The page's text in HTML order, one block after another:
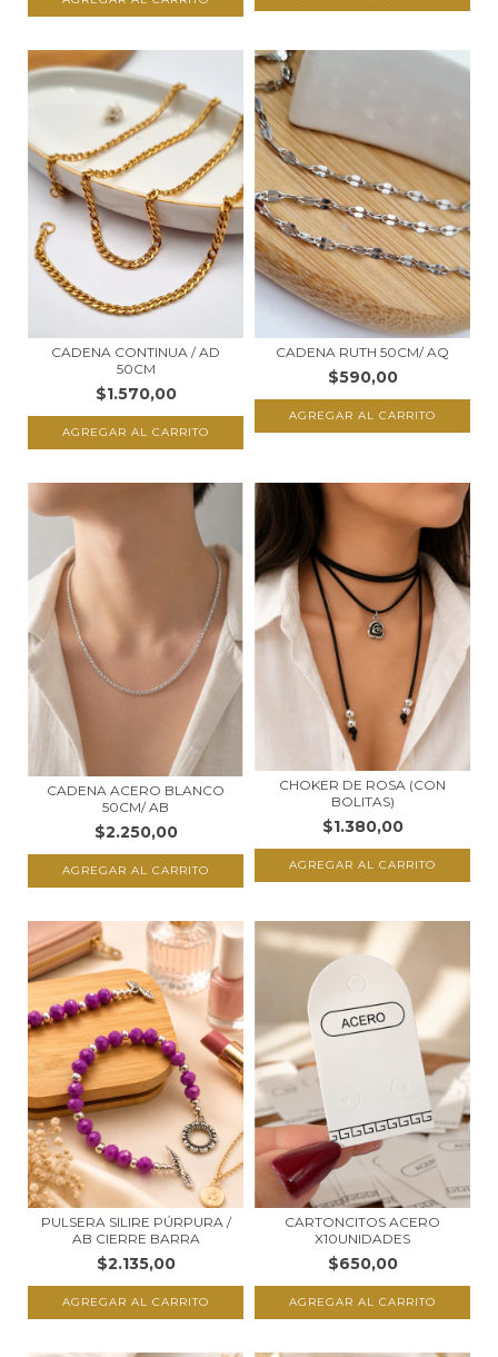
CADENA CONTINUA / AD
50CM
$1.570,00
CADENA RUTH 50CM/ AQ
$590,00
CADENA ACERO BLANCO
50CM/ AB
$2.250,00
CHOKER DE ROSA (CON
BOLITAS)
$1.380,00
PULSERA SILIRE PÚRPURA /
AB CIERRE BARRA
$2.135,00
CARTONCITOS ACERO
X10UNIDADES
$650,00